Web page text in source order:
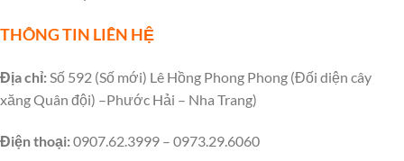
THÔNG TIN LIÊN HỆ
Địa chỉ:Số 592 (Số mới) Lê Hồng Phong Phong (Đối diện cây
xăng Quân đội) –Phước Hải – Nha Trang)
Điện thoại:0907.62.3999 – 0973.29.6060